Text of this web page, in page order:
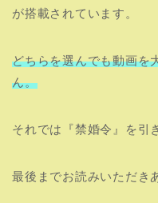
が搭載されています。
どちらを選んでも動画を
ん。
それでは『禁婚令』を引
最後までお読みいただき